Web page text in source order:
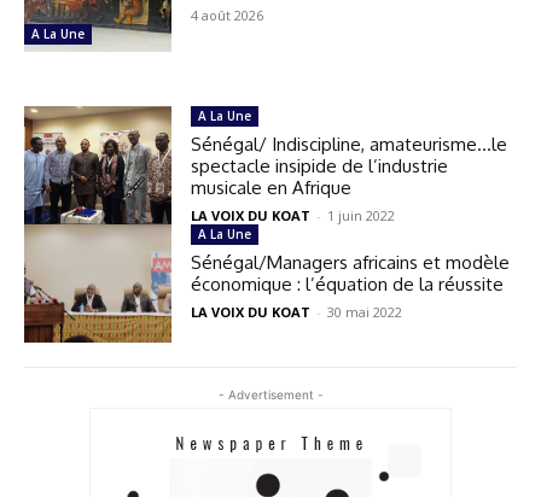
A La Une
4 août 2026
A La Une
Sénégal/ Indiscipline, amateurisme…le
spectacle insipide de l’industrie
musicale en Afrique
LA VOIX DU KOAT - 1 juin 2022
A La Une
Sénégal/Managers africains et modèle
économique : l’équation de la réussite
LA VOIX DU KOAT - 30 mai 2022
- Advertisement -